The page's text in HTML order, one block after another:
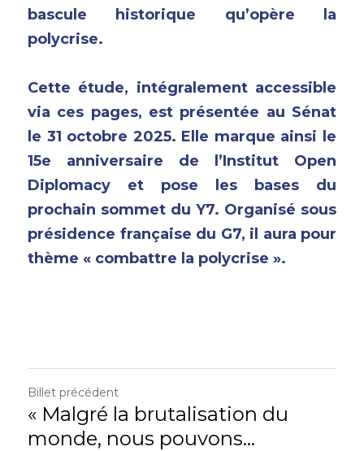
bascule historique qu’opère la
polycrise.
Cette étude, intégralement accessible
via ces pages, est présentée au Sénat
le 31 octobre 2025. Elle marque ainsi le
15e anniversaire de l’Institut Open
Diplomacy et pose les bases du
prochain sommet du Y7. Organisé sous
présidence française du G7, il aura pour
thème « combattre la polycrise ».
Billet précédent
« Malgré la brutalisation du
monde, nous pouvons...